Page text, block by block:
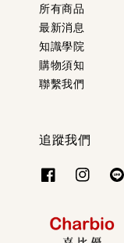
所有商品
最新消息
知識學院
購物須知
聯繫我們
追蹤我們